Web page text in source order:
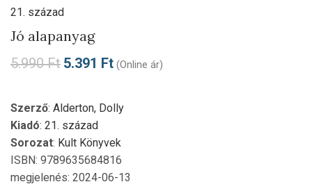
21. század
Jó alapanyag
5.990Ft 5.391 Ft (Online ár)
Szerző: Alderton, Dolly
Kiadó: 21. század
Sorozat: Kult Könyvek
ISBN: 9789635684816
megjelenés: 2024-06-13